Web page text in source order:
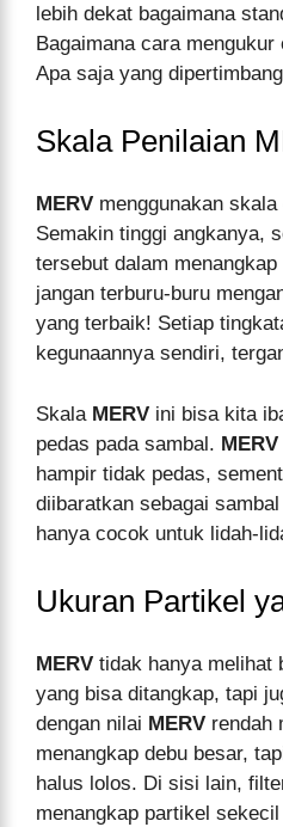
lebih dekat bagaimana
Bagaimana cara mengukur
Apa saja yang
Skala Penilaian
MERV menggunakan
Semakin tinggi angkanya,
tersebut dalam
jangan terburu-buru
yang terbaik! Setiap
kegunaannya sendiri,
Skala MERV ini bisa kita
pedas pada sambal.
hampir tidak pedas,
diibaratkan sebagai
hanya cocok untuk lidah-
Ukuran Partikel
MERV tidak hanya melihat
yang bisa ditangkap, tapi
dengan nilai MERV rendah
menangkap debu besar,
halus lolos. Di sisi lain,
menangkap partikel